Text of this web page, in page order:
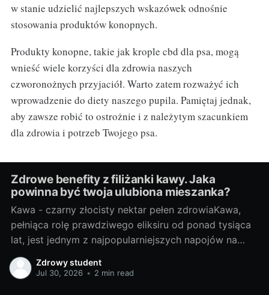
w stanie udzielić najlepszych wskazówek odnośnie
stosowania produktów konopnych.
Produkty konopne, takie jak krople cbd dla psa, mogą
wnieść wiele korzyści dla zdrowia naszych
czworonożnych przyjaciół. Warto zatem rozważyć ich
wprowadzenie do diety naszego pupila. Pamiętaj jednak,
aby zawsze robić to ostrożnie i z należytym szacunkiem
dla zdrowia i potrzeb Twojego psa.
Zdrowe benefity z filiżanki kawy. Jaka
powinna być twoja ulubiona mieszanka?
Kawa - czarny złocisty nektar pełen zdrowiaKawa,
pełniąca rolę prawdziwego eliksiru od ponad tysiąca
lat, jest jednym z najpopularniejszych napojów na
świecie. Początki jej historii sięgają Etiopii, skąd
kawowe ziarna rozpoczęły swoją podróż na Bliski
Zdrowy student
Jul 30, 2026 • 2 min read